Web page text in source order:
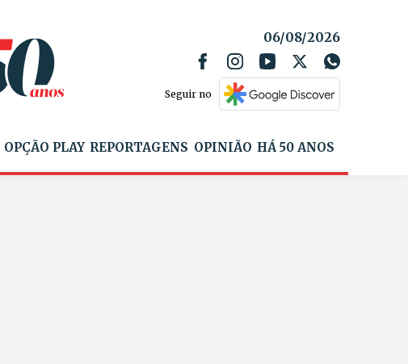
06/08/2026
Seguir no
OPÇÃO PLAY REPORTAGENS OPINIÃO HÁ 50 ANOS